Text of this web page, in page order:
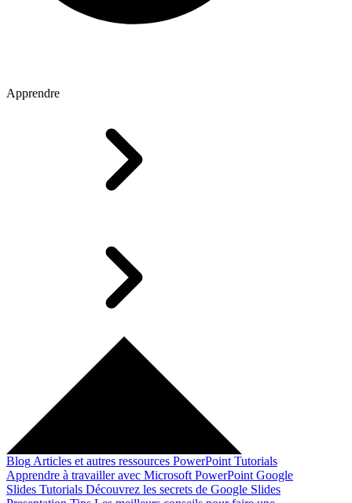
Apprendre
Blog Articles et autres ressources PowerPoint Tutorials
Apprendre à travailler avec Microsoft PowerPoint Google
Slides Tutorials Découvrez les secrets de Google Slides